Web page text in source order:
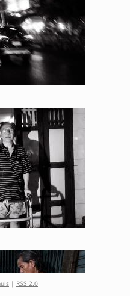
| RSS 2.0